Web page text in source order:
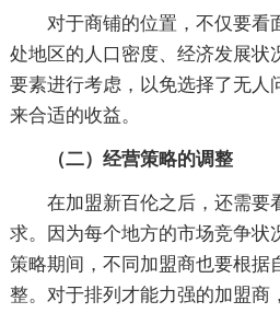
对于商铺的位置，不仅要看
处地区的人口密度、经济发展状
要素进行考虑，以免选择了无人
来合适的收益。
（二）经营策略的调整
在加盟新百伦之后，还需要
求。因为每个地方的市场竞争状
策略期间，不同加盟商也要根据
整。对于排列才能力强的加盟商